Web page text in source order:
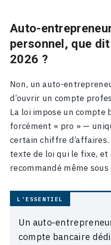
Auto-
personnel, que
2026 ?
Non, un auto-
d’ouvrir un compte
La loi impose un compte
forcément « pro » —
certain chiffre d’affaires.
texte de loi qui le fixe,
recommandé même sous
Un auto-
compte bancaire